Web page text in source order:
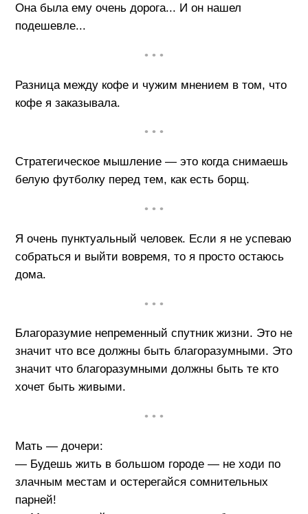
Она была ему очень дорога... И он нашел
подешевле...
• • •
Разница между кофе и чужим мнением в том, что
кофе я заказывала.
• • •
Стратегическое мышление — это когда снимаешь
белую футболку перед тем, как есть борщ.
• • •
Я очень пунктуальный человек. Если я не успеваю
собраться и выйти вовремя, то я просто остаюсь
дома.
• • •
Благоразумие непременный спутник жизни. Это не
значит что все должны быть благоразумными. Это
значит что благоразумными должны быть те кто
хочет быть живыми.
• • •
Мать — дочери:
— Будешь жить в большом городе — не ходи по
злачным местам и остерегайся сомнительных
парней!